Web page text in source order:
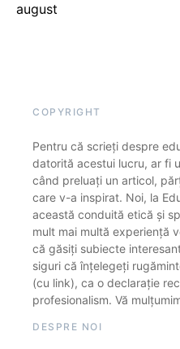
august
COPYRIGHT
Pentru că scrieți despre
datorită acestui lucru, ar fi
când preluați un articol,
care v-a inspirat. Noi, la
această conduită etică și
mult mai multă experiență
că găsiți subiecte
siguri că înțelegeți
(cu link), ca o declarație
profesionalism. Vă
DESPRE NOI